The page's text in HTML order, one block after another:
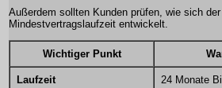
Außerdem sollten Kunden prüfen, wie sich
Mindestvertragslaufzeit entwickelt.
Wichtiger Punkt
Laufzeit 24 Monate